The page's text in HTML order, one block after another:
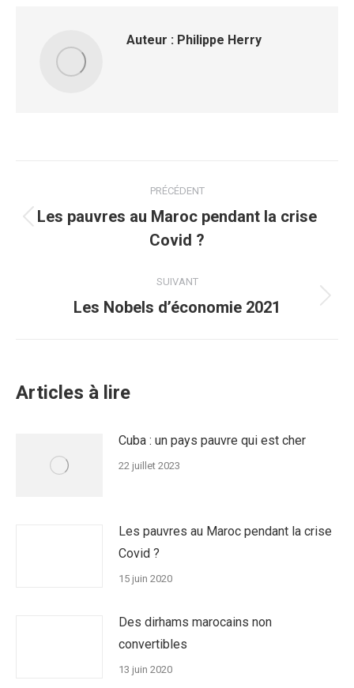
Auteur : Philippe Herry
article
PRÉCÉDENT
Article
précédent
Les pauvres au Maroc pendant la crise
Covid ?
SUIVANT
Article
Les Nobels d’économie 2021
Articles à lire
Cuba : un pays pauvre qui est cher
22 juillet 2023
Les pauvres au Maroc pendant la crise
Covid ?
15 juin 2020
Des dirhams marocains non
convertibles
13 juin 2020